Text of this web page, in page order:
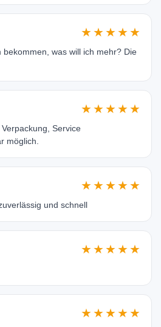
★★★★★
bekommen, was will ich mehr? Die
★★★★★
Service
möglich.
★★★★★
und schnell
★★★★★
★★★★★